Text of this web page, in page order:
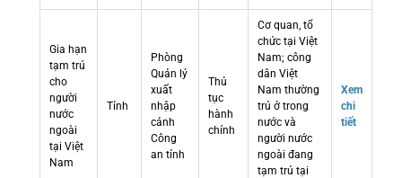
Gia hạn
tạm trú
cho
người
nước
ngoài
tại Việt
Nam
Tỉnh
Phòng
Quản lý
xuất
nhập
cảnh
Công
an tỉnh
Thủ
tục
hành
chính
Cơ quan, tổ
chức tại Việt
Nam; công
dân Việt
Nam thường
trú ở trong
nước và
người nước
ngoài đang
tạm trú tại
Xem
chi
tiết